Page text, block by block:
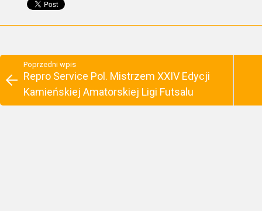
Poprzedni wpis
Repro Service Pol. Mistrzem XXIV Edycji
Kamieńskiej Amatorskiej Ligi Futsalu